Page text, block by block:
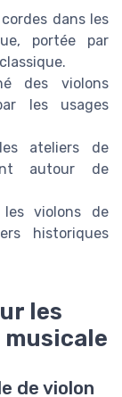
dans les
portée par
des violons
les usages
ateliers de
autour de
violons de
historiques
les
de violon